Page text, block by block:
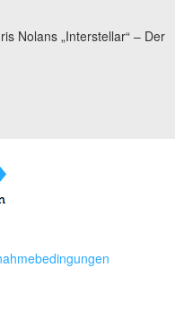
Nolans „Interstellar“ – Der